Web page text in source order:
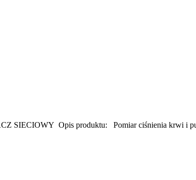
SIECIOWY Opis produktu: Pomiar ciśnienia krwi i